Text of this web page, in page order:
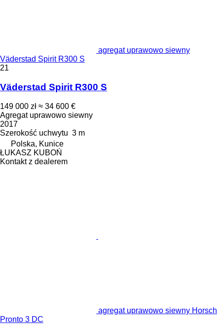
agregat uprawowo siewny
Väderstad Spirit R300 S
21
Väderstad Spirit R300 S
149 000 zł ≈ 34 600 €
Agregat uprawowo siewny
2017
Szerokość uchwytu 3 m
Polska, Kunice
ŁUKASZ KUBOŃ
Kontakt z dealerem
agregat uprawowo siewny Horsch
Pronto 3 DC